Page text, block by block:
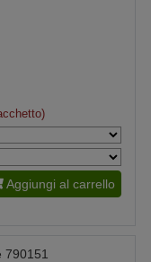
Aggiungi al carrello
790151